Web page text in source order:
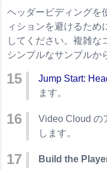
ヘッダービディングを
ィションを避けるため
してください。複雑な
シンプルなサンプルか
Jump Start:
ます。
Video Cloud の
します。
Build the